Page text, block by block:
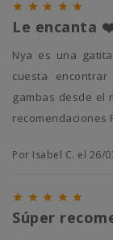
    
Le encanta
Nya es una gatita muy especial con la comida húmeda, nos
cuesta
gambas desde el
recomendaciones
Por Isabel C. el 26/
    
Súper